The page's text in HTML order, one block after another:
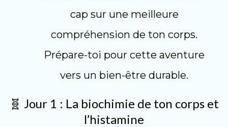
cap sur une meilleure
compréhension de ton corps.
Prépare-toi pour cette aventure
vers un bien-être durable.
🧬 Jour 1 : La biochimie de ton corps et
l’histamine